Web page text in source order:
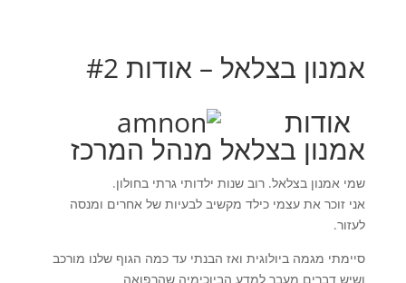
אמנון בצלאל – אודות #2
אודות
אמנון בצלאל מנהל המרכז
שמי אמנון בצלאל. רוב שנות ילדותי גרתי בחולון.
אני זוכר את עצמי כילד מקשיב לבעיות של אחרים ומנסה
לעזור.
סיימתי מגמה ביולוגית ואז הבנתי עד כמה הגוף שלנו מורכב
ושיש דברים מעבר למדע הביוכימיה שהרפואה